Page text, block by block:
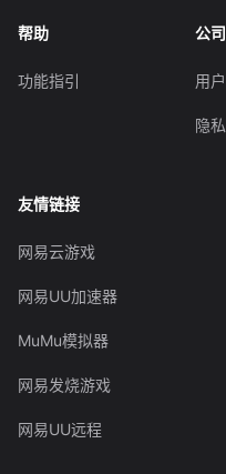
帮助
功能指引
公司
用
隐
友情链接
网易云游戏
网易UU加速器
MuMu模拟器
网易发烧游戏
网易UU远程